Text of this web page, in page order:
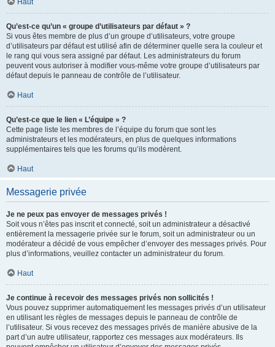
Haut
Qu’est-ce qu’un « groupe d’utilisateurs par défaut » ?
Si vous êtes membre de plus d’un groupe d’utilisateurs, votre groupe
d’utilisateurs par défaut est utilisé afin de déterminer quelle sera la couleur et
le rang qui vous sera assigné par défaut. Les administrateurs du forum
peuvent vous autoriser à modifier vous-même votre groupe d’utilisateurs par
défaut depuis le panneau de contrôle de l’utilisateur.
Haut
Qu’est-ce que le lien « L’équipe » ?
Cette page liste les membres de l’équipe du forum que sont les
administrateurs et les modérateurs, en plus de quelques informations
supplémentaires tels que les forums qu’ils modèrent.
Haut
Messagerie privée
Je ne peux pas envoyer de messages privés !
Soit vous n’êtes pas inscrit et connecté, soit un administrateur a désactivé
entièrement la messagerie privée sur le forum, soit un administrateur ou un
modérateur a décidé de vous empêcher d’envoyer des messages privés. Pour
plus d’informations, veuillez contacter un administrateur du forum.
Haut
Je continue à recevoir des messages privés non sollicités !
Vous pouvez supprimer automatiquement les messages privés d’un utilisateur
en utilisant les règles de messages depuis le panneau de contrôle de
l’utilisateur. Si vous recevez des messages privés de manière abusive de la
part d’un autre utilisateur, rapportez ces messages aux modérateurs. Ils